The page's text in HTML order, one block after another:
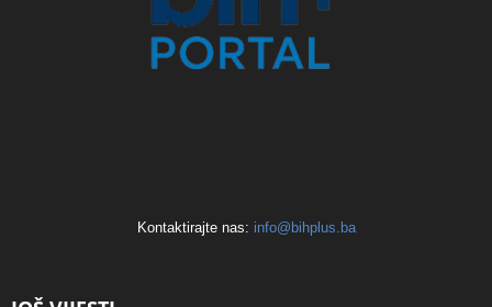
Kontaktirajte nas: info@bihplus.ba